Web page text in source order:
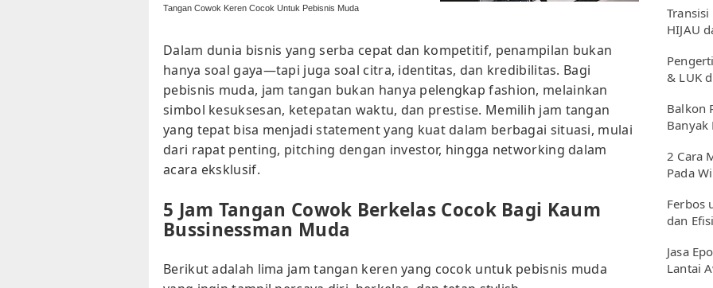
Tangan Cowok Keren Cocok Untuk Pebisnis Muda
Dalam dunia bisnis yang serba cepat dan kompetitif, penampilan bukan
hanya soal gaya—tapi juga soal citra, identitas, dan kredibilitas. Bagi
pebisnis muda, jam tangan bukan hanya pelengkap fashion, melainkan
simbol kesuksesan, ketepatan waktu, dan prestise. Memilih jam tangan
yang tepat bisa menjadi statement yang kuat dalam berbagai situasi, mulai
dari rapat penting, pitching dengan investor, hingga networking dalam
acara eksklusif.
5 Jam Tangan Cowok Berkelas Cocok Bagi Kaum
Bussinessman Muda
Berikut adalah lima jam tangan keren yang cocok untuk pebisnis muda
HIJAU
& LUK
Balkon
Banyak
2 Cara
Pada
Ferbos
dan
Jasa
Lantai